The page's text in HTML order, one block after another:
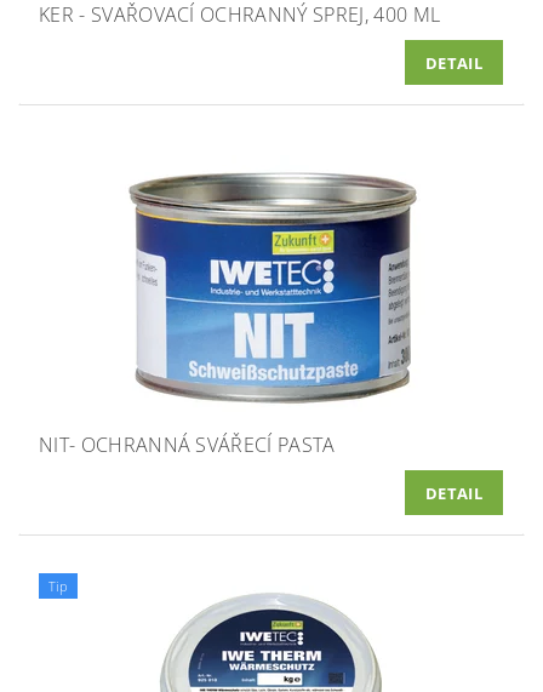
KER - SVAŘOVACÍ OCHRANNÝ SPREJ, 400 ML
DETAIL
NIT- OCHRANNÁ SVÁŘECÍ PASTA
DETAIL
Tip